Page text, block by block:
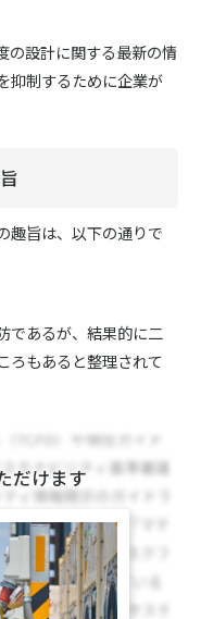
の設計に関する最新の情
抑制するために企業が
趣旨は、以下の通りで
であるが、結果的に二
ろもあると整理されて
だけます